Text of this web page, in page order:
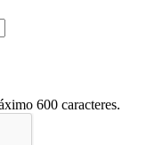
600 caracteres.